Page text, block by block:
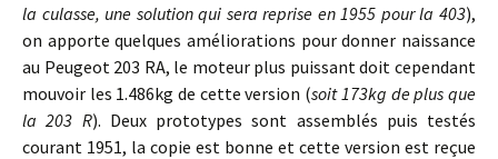
la culasse, une solution qui sera reprise en 1955 pour la 403),
on apporte quelques améliorations pour donner naissance
au Peugeot 203 RA, le moteur plus puissant doit cependant
mouvoir les 1.486kg de cette version (soit 173kg de plus que
la 203 R). Deux prototypes sont assemblés puis testés
courant 1951, la copie est bonne et cette version est reçue